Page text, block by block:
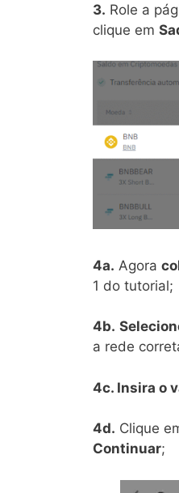
3. Role a
clique em
4a. Agora
1 do tutorial;
4b.
a rede
4c. Insira o
4d. Clique
Continuar;